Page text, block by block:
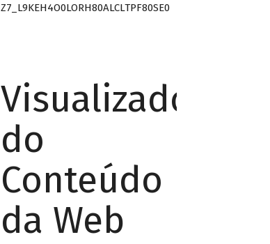
Z7_L9KEH4O0LORH80ALCLTPF80SE0
Visualizador
do
Conteúdo
da Web